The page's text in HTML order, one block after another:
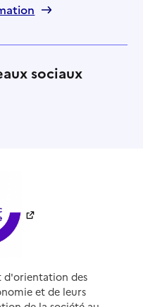
sociaux
des
et de leurs